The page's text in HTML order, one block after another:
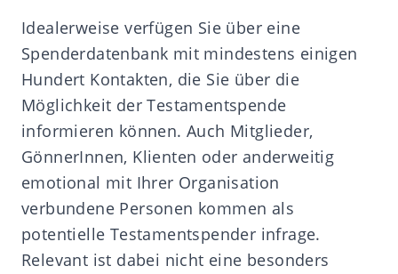
Idealerweise verfügen Sie über eine
Spenderdatenbank mit mindestens einigen
Hundert Kontakten, die Sie über die
Möglichkeit der Testamentspende
informieren können. Auch Mitglieder,
GönnerInnen, Klienten oder anderweitig
emotional mit Ihrer Organisation
verbundene Personen kommen als
potentielle Testamentspender infrage.
Relevant ist dabei nicht eine besonders